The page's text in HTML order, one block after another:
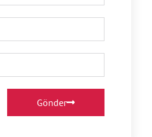
Gönder